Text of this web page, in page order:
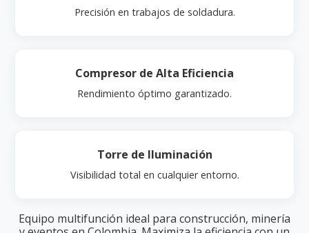
Precisión en trabajos de soldadura.
Compresor de Alta Eficiencia
Rendimiento óptimo garantizado.
Torre de Iluminación
Visibilidad total en cualquier entorno.
Equipo multifunción ideal para construcción, minería